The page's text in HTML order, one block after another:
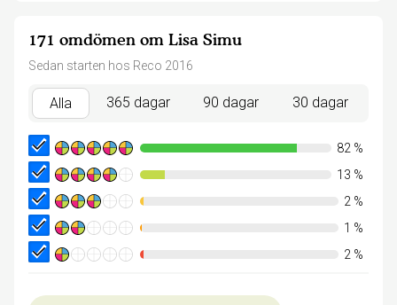
171 omdömen om Lisa Simu
Sedan starten hos Reco 2016
Alla 365 dagar 90 dagar 30 dagar
82%
13 %
2%
1 %
2%